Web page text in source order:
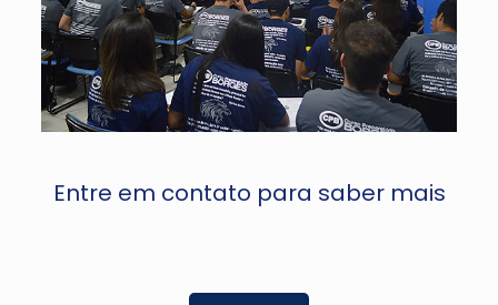
Entre em contato para saber mais